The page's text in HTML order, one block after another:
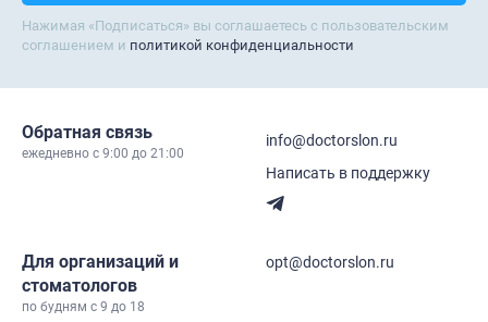
Нажимая «Подписаться» вы соглашаетесь с пользовательским
соглашением и политикой конфиденциальности
Обратная связь
ежедневно c 9:00 до 21:00
info@doctorslon.ru
Написать в поддержку
Для организаций и
стоматологов
по будням с 9 до 18
opt@doctorslon.ru